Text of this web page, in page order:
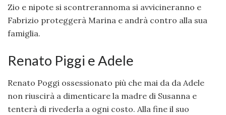
Zio e nipote si scontrerannoma si avvicineranno e
Fabrizio proteggerà Marina e andrà contro alla sua
famiglia.
Renato Piggi e Adele
Renato Poggi ossessionato più che mai da da Adele
non riuscirà a dimenticare la madre di Susanna e
tenterà di rivederla a ogni costo. Alla fine il suo